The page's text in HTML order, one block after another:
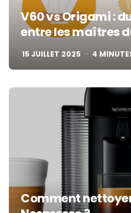
V60 vs Origami :
entre les maîtres
15 JUILLET 2025 4
Comment